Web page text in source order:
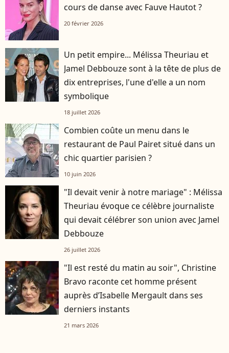
cours de danse avec Fauve Hautot ?
20 février 2026
Un petit empire... Mélissa Theuriau et
Jamel Debbouze sont à la tête de plus de
dix entreprises, l'une d'elle a un nom
symbolique
18 juillet 2026
Combien coûte un menu dans le
restaurant de Paul Pairet situé dans un
chic quartier parisien ?
10 juin 2026
"Il devait venir à notre mariage" : Mélissa
Theuriau évoque ce célèbre journaliste
qui devait célébrer son union avec Jamel
Debbouze
26 juillet 2026
"Il est resté du matin au soir", Christine
Bravo raconte cet homme présent
auprès d’Isabelle Mergault dans ses
derniers instants
21 mars 2026